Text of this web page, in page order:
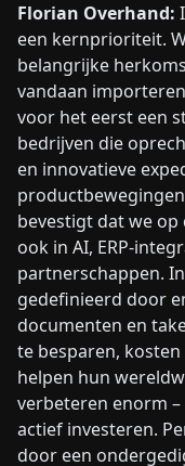
Florian Overhand:
een kernprioriteit.
belangrijke
vandaan
voor het eerst een
bedrijven die
en innovatieve
bevestigt dat we op
ook in AI, ERP-
partnerschappen.
gedefinieerd door
documenten en
te besparen,
helpen hun
verbeteren enorm
actief investeren.
door een